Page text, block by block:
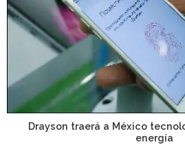
Drayson traerá a México
energía